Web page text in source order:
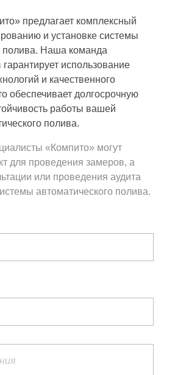
предлагает комплексный
и установке системы
полива. Наша команда
использование
и качественного
обеспечивает долгосрочную
работы вашей
полива.
«Компито» могут
для проведения замеров, а
или проведения аудита
автоматического полива.